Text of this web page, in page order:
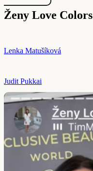
Ženy Love Colors
Lenka Matušíková
Judit Pukkai